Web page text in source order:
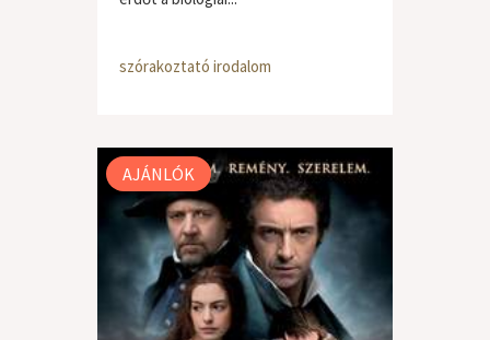
szórakoztató irodalom
AJÁNLÓK